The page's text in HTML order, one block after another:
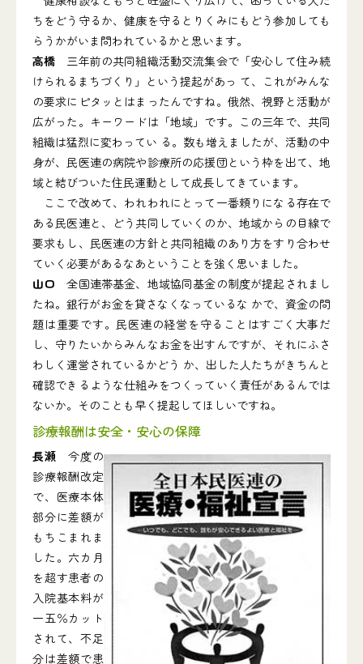
ちをどう守るか、健康を守るとりくみにもどう参加しても
らうかがいま問われているかと思います。
高橋 三年前の共同組織活動交流集会で「安心して住み続
けられるまちづくり」という提起があっ て、これがみんな
の要求にピタッとはまったんですね。俄然、視野と活動が
広がった。キーワードは「地域」です。この三年で、共同
組織は猛烈に変わってい る。数も増えましたが、活動の中
身が、民医連の病院や診療所の応援団という枠を出て、地
域と結びついた住民運動として成長してきています。
ここで改めて、われわれにとって一番頼りになる存在で
ある民医連と、どう共同していくのか、地域からの目線で
要求もし、民医連の方針と共同組織のあり方をすり合わせ
ていく必要があるなあということを強く思いました。
山口 全国連帯基金、地域協同基金の制度が提起されまし
たね。銀行がお金を貸さなくなっているな かで、資金の問
題は重要です。民医連の経営を守ることはすごく大事だ
し、守りたいからみんなお金を出すんですが、それにふさ
わしく運営されているかどう か、出した人たちがきちんと
確認できるような仕組みをつくっていく責任があるんでは
ないか。そのことも早く提起してほしいですね。
診療報酬は安全・安心の保障
長瀬 今度の
診療報酬改定
で、医療本体
部分に差額が
もちこまれま
した。六カ月
を超す患者の
入院基本料が
一五％カット
されて、不足
分は差額で患